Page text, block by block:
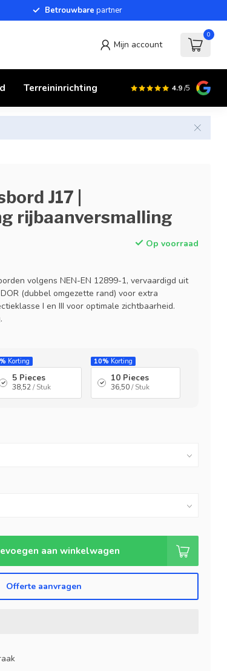
Betrouwbare partner
Mijn account
0
Terreininrichting 4.9/5
J17 |
rijbaanversmalling
Op voorraad
volgens NEN-EN 12899-1, vervaardigd uit
(dubbel omgezette rand) voor extra
I en III voor optimale zichtbaarheid.
Korting
5 Pieces
38,52/ Stuk
10% Korting
10 Pieces
36,50/ Stuk
aan winkelwagen
Offerte aanvragen